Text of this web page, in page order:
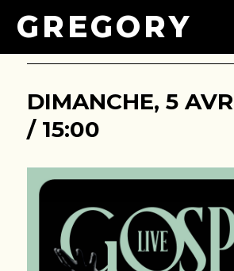
GREGORY
DIMANCHE, 5
/ 15:00